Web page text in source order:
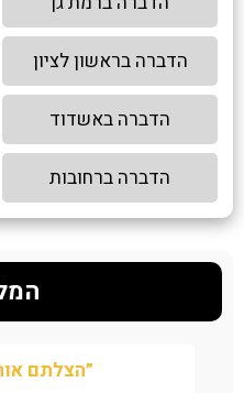
הדברה בראשון לציון
הדברה באשדוד
הדברה ברחובות
“הצלתם אותי אין מילים”